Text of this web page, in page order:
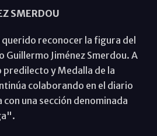
SMERDOU
reconocer la figura del
Guillermo Jiménez Smerdou. A
predilecto y Medalla de la
colaborando en el diario
con una sección denominada